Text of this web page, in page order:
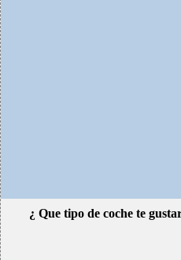
¿ Que tipo de coche te